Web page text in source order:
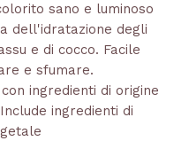
sano e luminoso
dell'idratazione degli
e di cocco. Facile
e sfumare.
ingredienti di origine
ingredienti di